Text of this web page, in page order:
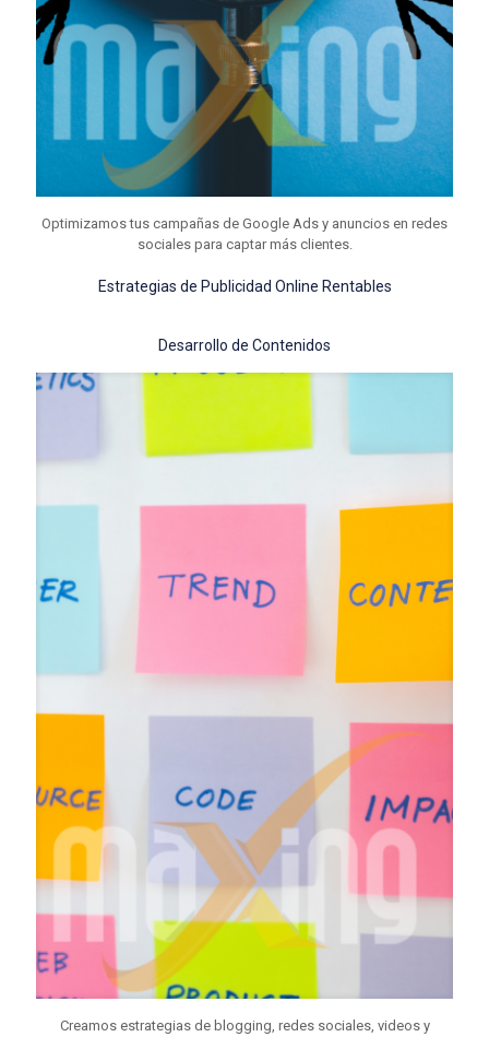
Optimizamos tus campañas de Google Ads y anuncios en redes
sociales para captar más clientes.
Estrategias de Publicidad Online Rentables
Desarrollo de Contenidos
Creamos estrategias de blogging, redes sociales, videos y